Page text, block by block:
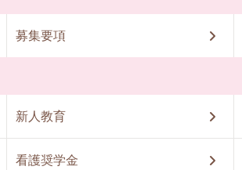
募集要項
新人教育
看護奨学金